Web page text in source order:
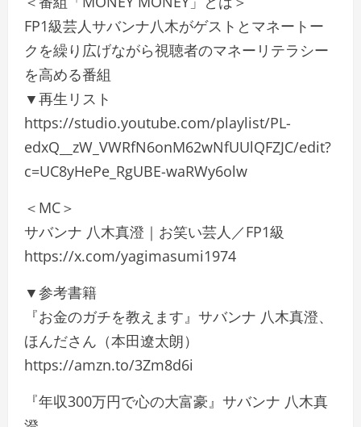
FP1級芸人サバンナ八木がゲストとマネートー
クを繰り広げながら視聴者のマネーリテラシー
を高める番組
▼再生リスト
https://studio.youtube.com/playlist/PL-
edxQ__zW_VWRfN6onM62wNfUUlQFZJC/edit?
c=UC8yHePe_RgUBE-waRWy6olw
＜MC＞
サバンナ 八木真澄｜お笑い芸人／FP1級
https://x.com/yagimasumi1974
▼参考書籍
『お金のガチを教えます』サバンナ 八木真澄、
ほんださん（本田遼太朗）
https://amzn.to/3Zm8d6i
『年収300万円で心の大富豪』サバンナ 八木真